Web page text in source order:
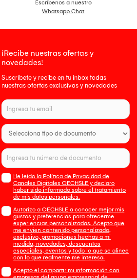
Escríbenos a nuestro
Whatsapp Chat
¡Recibe nuestras ofertas y
novedades!
Suscríbete y recibe en tu inbox todas
nuestras ofertas exclusivas y novedades
He leído la Política de Privacidad de
Canales Digitales OECHSLE y declaro
haber sido informado sobre el tratamiento
de mis datos personales.
Autorizo a OECHSLE a conocer mejor mis
gustos y preferencias para ofrecerme
experiencias personalizadas. Acepto que
me envien contenido personalizado,
exclusivo, promociones hechas a mi
medida, novedades, descuentos
especiales, eventos y todo lo que se alinee
con lo que realmente me interesa.
Acepto el compartir mi información con